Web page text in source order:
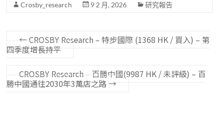
Crosby_research 9 2 月, 2026 研究報告
←CROSBY Research – 特步國際 (1368 HK / 買入) – 第
四季度增長持平
CROSBY Research – 百勝中國(9987 HK / 未評級) – 百
勝中國通往2030年3萬店之路→